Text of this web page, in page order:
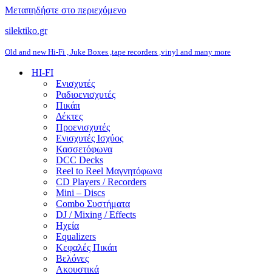
Μεταπηδήστε στο περιεχόμενο
silektiko.gr
Old and new Hi-Fi , Juke Boxes ,tape recorders ,vinyl and many more
HI-FI
Ενισχυτές
Ραδιοενισχυτές
Πικάπ
Δέκτες
Προενισχυτές
Ενισχυτές Ισχύος
Κασσετόφωνα
DCC Decks
Reel to Reel Μαγνητόφωνα
CD Players / Recorders
Mini – Discs
Combo Συστήματα
DJ / Mixing / Effects
Ηχεία
Equalizers
Κεφαλές Πικάπ
Βελόνες
Ακουστικά